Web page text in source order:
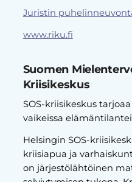
Juristin
www.riku.fi
Suomen
Kriisikeskus
SOS-kriisikeskus
vaikeissa
Helsingin SOS-
kriisiapua ja
on järjestölähtöinen